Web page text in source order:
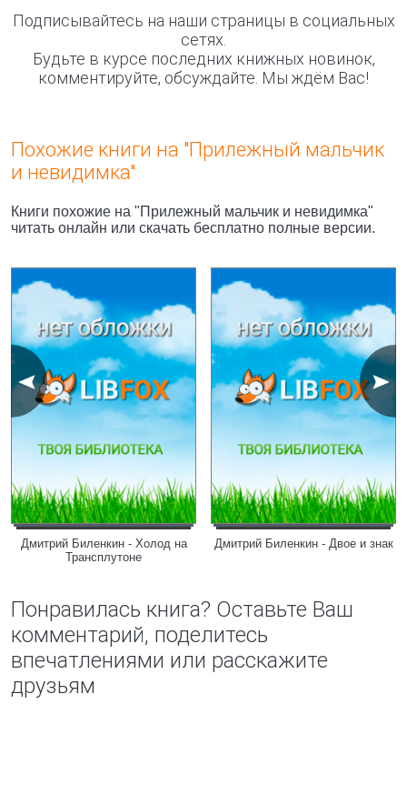
Подписывайтесь на наши страницы в социальных
сетях.
Будьте в курсе последних книжных новинок,
комментируйте, обсуждайте. Мы ждём Вас!
Похожие книги на "Прилежный мальчик
и невидимка"
Книги похожие на "Прилежный мальчик и невидимка"
читать онлайн или скачать бесплатно полные версии.
Дмитрий Биленкин - Холод на
Трансплутоне
Дмитрий Биленкин - Двое и знак
Понравилась книга? Оставьте Ваш
комментарий, поделитесь
впечатлениями или расскажите
друзьям